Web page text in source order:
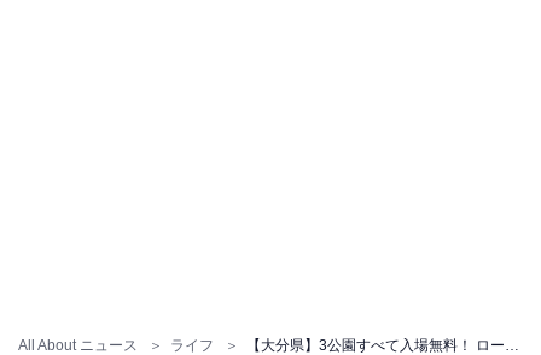
All About ニュース ライフ